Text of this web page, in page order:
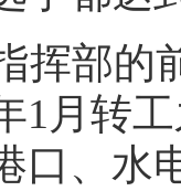
部的
1月转
口、水